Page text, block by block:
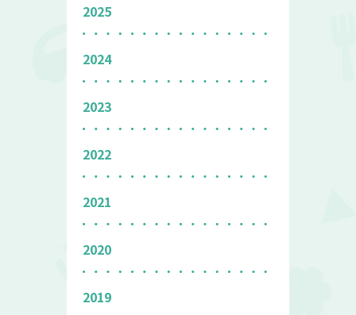
2025
2024
2023
2022
2021
2020
2019